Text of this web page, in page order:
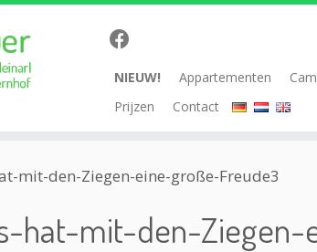
NIEUW! Appartementen
Prijzen
Contact
mit-den-Ziegen-eine-große-Freude3
hat-mit-den-